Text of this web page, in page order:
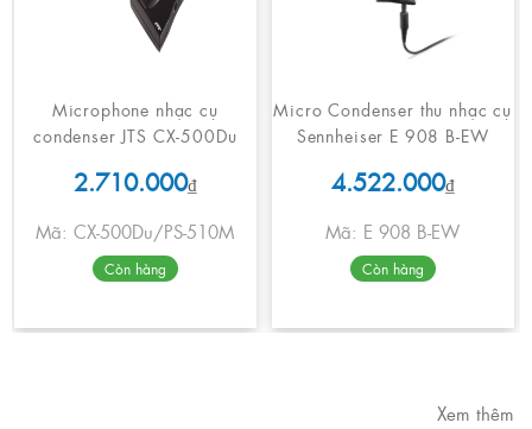
Microphone nhạc cụ
condenser JTS CX-500Du
2.710.000₫
Mã: CX-500Du/PS-510M
Còn hàng
Micro Condenser thu nhạc cụ
Sennheiser E 908 B-EW
4.522.000₫
Mã: E 908 B-EW
Còn hàng
Xem thêm